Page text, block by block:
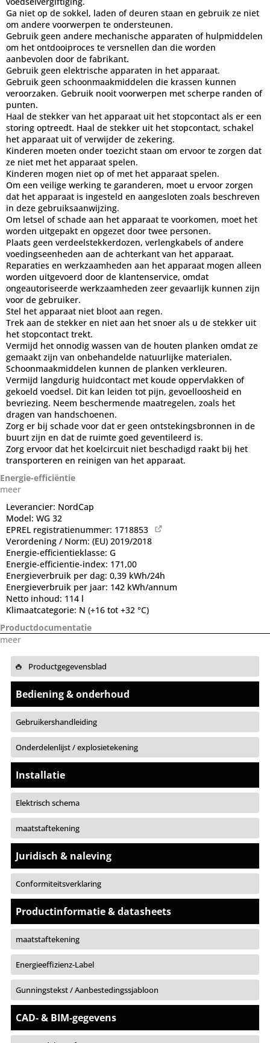
Ga niet op de sokkel, laden of deuren staan en gebruik ze niet
om andere voorwerpen te ondersteunen.
Gebruik geen andere mechanische apparaten of hulpmiddelen
om het ontdooiproces te versnellen dan die worden
aanbevolen door de fabrikant.
Gebruik geen elektrische apparaten in het apparaat.
Gebruik geen schoonmaakmiddelen die krassen kunnen
veroorzaken. Gebruik nooit voorwerpen met scherpe randen of
punten.
Haal de stekker van het apparaat uit het stopcontact als er een
storing optreedt. Haal de stekker uit het stopcontact, schakel
het apparaat uit of verwijder de zekering.
Kinderen moeten onder toezicht staan om ervoor te zorgen dat
ze niet met het apparaat spelen.
Kinderen mogen niet op of met het apparaat spelen.
Om een veilige werking te garanderen, moet u ervoor zorgen
dat het apparaat is ingesteld en aangesloten zoals beschreven
in deze gebruiksaanwijzing.
Om letsel of schade aan het apparaat te voorkomen, moet het
worden uitgepakt en opgezet door twee personen.
Plaats geen verdeelstekkerdozen, verlengkabels of andere
voedingseenheden aan de achterkant van het apparaat.
Reparaties en werkzaamheden aan het apparaat mogen alleen
worden uitgevoerd door de klantenservice, omdat
ongeautoriseerde werkzaamheden zeer gevaarlijk kunnen zijn
voor de gebruiker.
Stel het apparaat niet bloot aan regen.
Trek aan de stekker en niet aan het snoer als u de stekker uit
het stopcontact trekt.
Vermijd het onnodig wassen van de houten planken omdat ze
gemaakt zijn van onbehandelde natuurlijke materialen.
Schoonmaakmiddelen kunnen de planken verkleuren.
Vermijd langdurig huidcontact met koude oppervlakken of
gekoeld voedsel. Dit kan leiden tot pijn, gevoelloosheid en
bevriezing. Neem beschermende maatregelen, zoals het
dragen van handschoenen.
Zorg er bij schade voor dat er geen ontstekingsbronnen in de
buurt zijn en dat de ruimte goed geventileerd is.
Zorg ervoor dat het koelcircuit niet beschadigd raakt bij het
transporteren en reinigen van het apparaat.
Energie-efficiëntie
meer
Leverancier: NordCap
Model: WG 32
EPREL registratienummer: 1718853
Verordening / Norm: (EU) 2019/2018
Energie-efficientieklasse: G
Energie-efficientie-index: 171,00
Energieverbruik per dag: 0,39 kWh/24h
Energieverbruik per jaar: 142 kWh/annum
Netto inhoud: 114 l
Klimaatcategorie: N (+16 tot +32 °C)
Productdocumentatie
meer
Productgegevensblad
Bediening & onderhoud
Gebruikershandleiding
Onderdelenlijst / explosietekening
Installatie
Elektrisch schema
maatstaftekening
Juridisch & naleving
Conformiteitsverklaring
Productinformatie & datasheets
maatstaftekening
Energieeffizienz-Label
Gunningstekst / Aanbestedingssjabloon
CAD- & BIM-gegevens